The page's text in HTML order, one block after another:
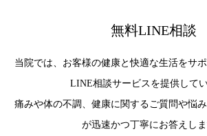
無料LINE相談
当院では、お客様の健康と快適な生活をサ
LINE相談サービスを提供してい
痛みや体の不調、健康に関するご質問や悩
が迅速かつ丁寧にお答えしま